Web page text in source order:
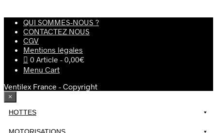
QUI SOMMES-NOUS ?
CONTACTEZ NOUS
CGV
Mentions légales
0 Article
0,00€
Menu Cart
Ventilex France - Copyright
×
HOTTES
MOTORISATIONS